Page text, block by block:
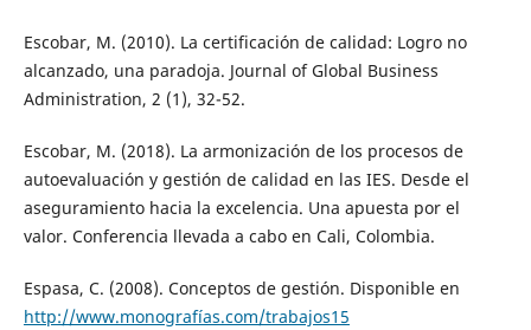
Escobar, M. (2010). La certificación de calidad: Logro no
alcanzado, una paradoja. Journal of Global Business
Administration, 2 (1), 32-52.
Escobar, M. (2018). La armonización de los procesos de
autoevaluación y gestión de calidad en las IES. Desde el
aseguramiento hacia la excelencia. Una apuesta por el
valor. Conferencia llevada a cabo en Cali, Colombia.
Espasa, C. (2008). Conceptos de gestión. Disponible en
http://www.monografías.com/trabajos15